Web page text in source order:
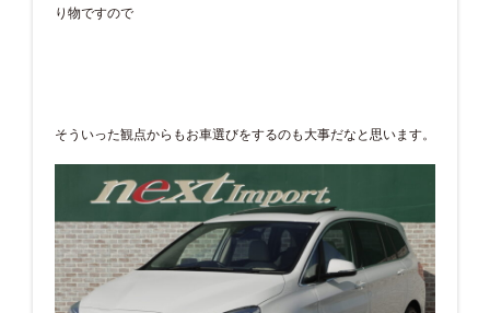
り物ですので
そういった観点からもお車選びをするのも大事だなと思います。